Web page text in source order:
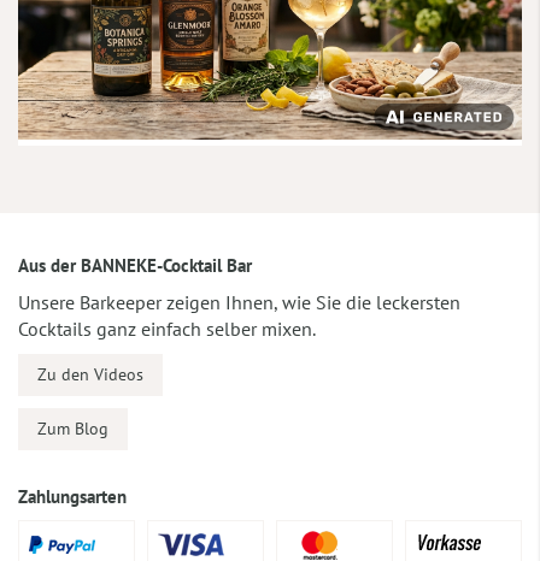
Aus der BANNEKE-Cocktail Bar
Unsere Barkeeper zeigen Ihnen, wie Sie die leckersten
Cocktails ganz einfach selber mixen.
Zu den Videos
Zum Blog
Zahlungsarten